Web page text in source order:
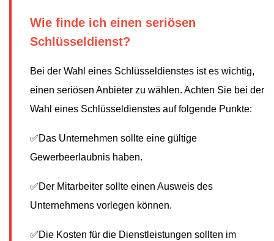
Wie finde ich einen seriösen
Schlüsseldienst?
Bei der Wahl eines Schlüsseldienstes ist es wichtig,
einen seriösen Anbieter zu wählen. Achten Sie bei der
Wahl eines Schlüsseldienstes auf folgende Punkte:
✅Das Unternehmen sollte eine gültige
Gewerbeerlaubnis haben.
✅Der Mitarbeiter sollte einen Ausweis des
Unternehmens vorlegen können.
✅Die Kosten für die Dienstleistungen sollten im